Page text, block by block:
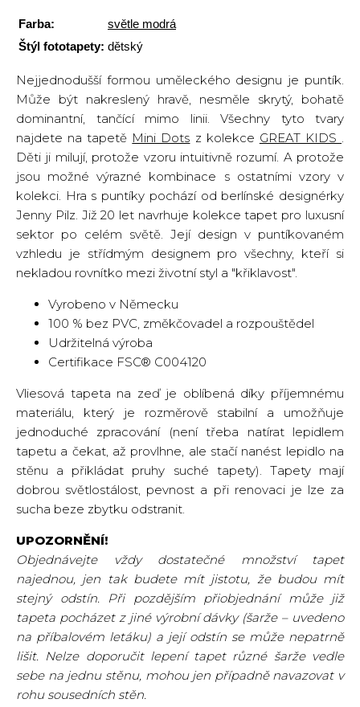
Farba:
světle modrá
Štýl fototapety: dětský
Nejjednodušší formou uměleckého designu je puntík.
Může být nakreslený hravě, nesměle skrytý, bohatě
dominantní, tančící mimo linii. Všechny tyto tvary
najdete na tapetě Mini Dots z kolekce GREAT KIDS .
Děti ji milují, protože vzoru intuitivně rozumí. A protože
jsou možné výrazné kombinace s ostatními vzory v
kolekci. Hra s puntíky pochází od berlínské designérky
Jenny Pilz. Již 20 let navrhuje kolekce tapet pro luxusní
sektor po celém světě. Její design v puntíkovaném
vzhledu je střídmým designem pro všechny, kteří si
nekladou rovnítko mezi životní styl a "křiklavost".
Vyrobeno v Německu
100 % bez PVC, změkčovadel a rozpouštědel
Udržitelná výroba
Certifikace FSC® C004120
Vliesová tapeta na zeď je oblíbená díky příjemnému
materiálu, který je rozměrově stabilní a umožňuje
jednoduché zpracování (není třeba natírat lepidlem
tapetu a čekat, až provlhne, ale stačí nanést lepidlo na
stěnu a přikládat pruhy suché tapety). Tapety mají
dobrou světlostálost, pevnost a při renovaci je lze za
sucha beze zbytku odstranit.
UPOZORNĚNÍ!
Objednávejte vždy dostatečné množství tapet
najednou, jen tak budete mít jistotu, že budou mít
stejný odstín. Při pozdějším přiobjednání může již
tapeta pocházet z jiné výrobní dávky (šarže – uvedeno
na příbalovém letáku) a její odstín se může nepatrně
lišit. Nelze doporučit lepení tapet různé šarže vedle
sebe na jednu stěnu, mohou jen případně navazovat v
rohu sousedních stěn.